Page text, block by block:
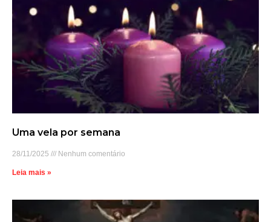
Uma vela por semana
28/11/2025 Nenhum comentário
Leia mais »